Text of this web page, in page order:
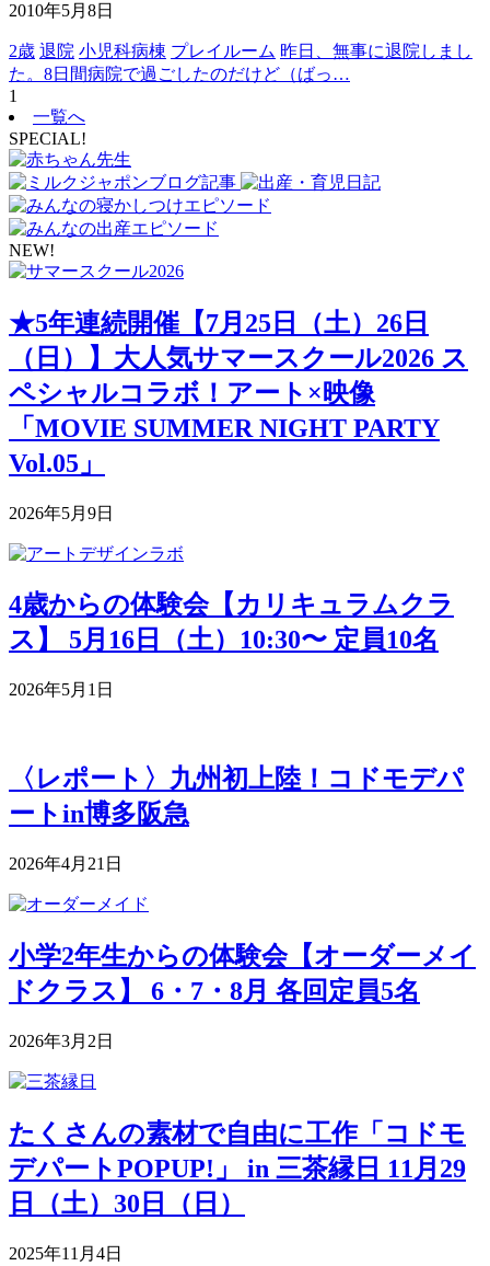
2010年5月8日
2歳 退院 小児科病棟 プレイルーム 昨日、無事に退院しまし
た。8日間病院で過ごしたのだけど（ばっ…
1
一覧へ
SPECIAL!
NEW!
★5年連続開催【7月25日（土）26日
（日）】大人気サマースクール2026 ス
ペシャルコラボ！アート×映像
「MOVIE SUMMER NIGHT PARTY
Vol.05」
2026年5月9日
4歳からの体験会【カリキュラムクラ
ス】 5月16日（土）10:30〜 定員10名
2026年5月1日
〈レポート〉九州初上陸！コドモデパ
ートin博多阪急
2026年4月21日
小学2年生からの体験会【オーダーメイ
ドクラス】 6・7・8月 各回定員5名
2026年3月2日
たくさんの素材で自由に工作「コドモ
デパートPOPUP!」 in 三茶縁日 11月29
日（土）30日（日）
2025年11月4日